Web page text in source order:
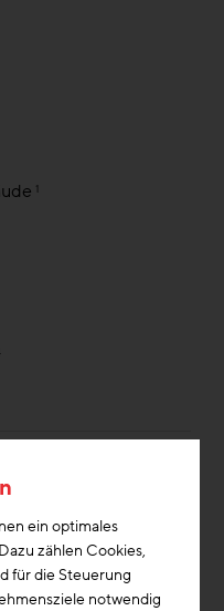
1
Ergebnisse
ein optimales
zählen Cookies,
für die Steuerung
notwendig